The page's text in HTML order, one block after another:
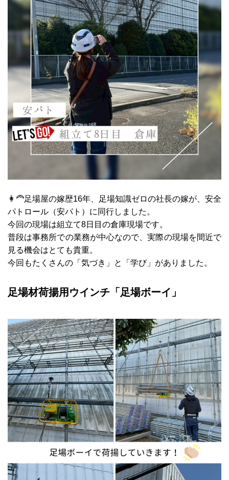
👩‍🦰足場屋の嫁歴16年、足場知識ゼロの社長の嫁が、安全
パトロール（安パト）に同行しました。
今回の現場は組立て8日目の倉庫現場です。
普段は事務所での業務が中心なので、実際の現場を間近で
見る機会はとても貴重。
今回もたくさんの「気づき」と「学び」がありました。
足場材荷揚用ウインチ「足場ボーイ」